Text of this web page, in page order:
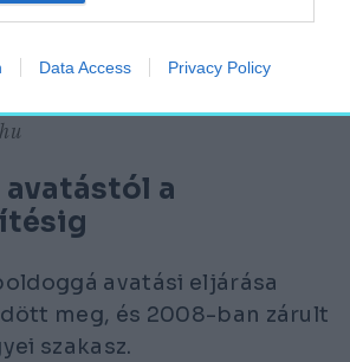
Data Access Privacy Policy
és környékén.
János utolsó útján
a
avatási eljárása
meg, és 2008-ban zárult
szakasz.